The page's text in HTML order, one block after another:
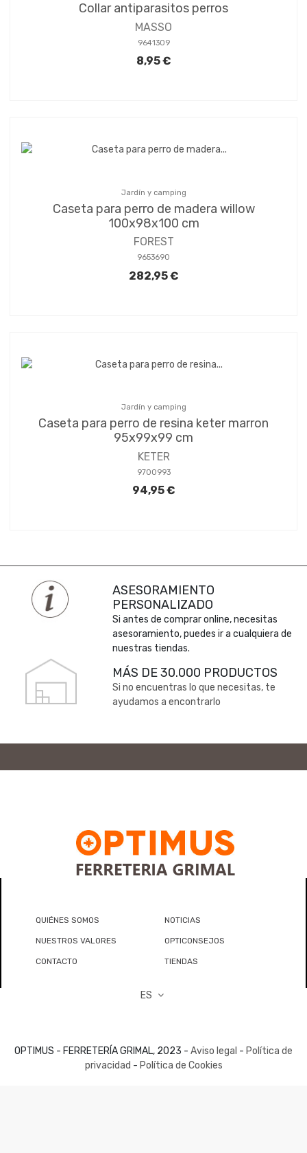
Collar antiparasitos perros
MASSO
9641309
8,95 €
Jardín y camping
Caseta para perro de madera willow
100x98x100 cm
FOREST
9653690
282,95 €
Jardín y camping
Caseta para perro de resina keter marron
95x99x99 cm
KETER
9700993
94,95 €
ASESORAMIENTO
PERSONALIZADO
Si antes de comprar online, necesitas
asesoramiento, puedes ir a cualquiera de
nuestras tiendas.
MÁS DE 30.000 PRODUCTOS
Si no encuentras lo que necesitas, te
ayudamos a encontrarlo
QUIÉNES SOMOS NOTICIAS
NUESTROS VALORES OPTICONSEJOS
CONTACTO TIENDAS
ES
OPTIMUS - FERRETERÍA GRIMAL, 2023 - Aviso legal - Política de
privacidad - Política de Cookies